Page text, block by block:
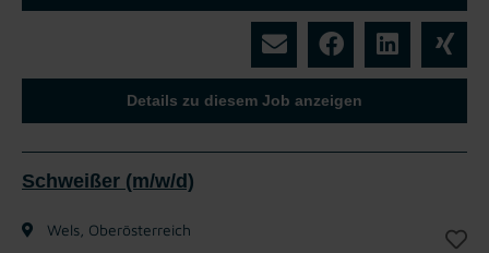
Details zu diesem Job anzeigen
Schweißer (m/w/d)
Wels, Oberösterreich